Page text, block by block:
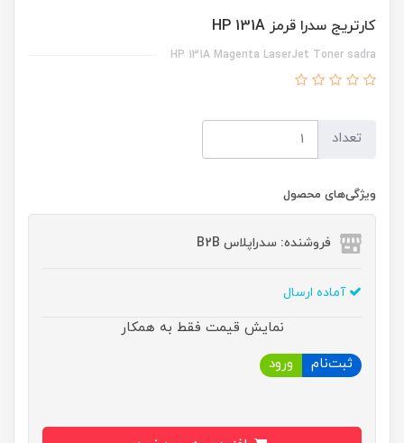
کارتریج سدرا قرمز HP 131A
HP 131A Magenta LaserJet Toner sadra
تعداد
ویژگی‌های محصول
فروشنده: سدراپلاس B2B
آماده ارسال
نمایش قیمت فقط به همکار
ثبت‌نام
ورود